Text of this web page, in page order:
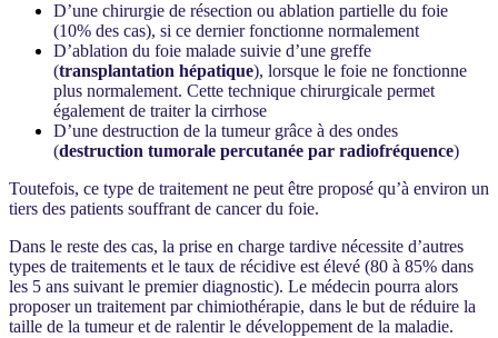
D’une chirurgie de résection ou ablation partielle du foie
(10% des cas), si ce dernier fonctionne normalement
D’ablation du foie malade suivie d’une greffe
(transplantation hépatique), lorsque le foie ne fonctionne
plus normalement. Cette technique chirurgicale permet
également de traiter la cirrhose
D’une destruction de la tumeur grâce à des ondes
(destruction tumorale percutanée par radiofréquence)
Toutefois, ce type de traitement ne peut être proposé qu’à environ un
tiers des patients souffrant de cancer du foie.
Dans le reste des cas, la prise en charge tardive nécessite d’autres
types de traitements et le taux de récidive est élevé (80 à 85% dans
les 5 ans suivant le premier diagnostic). Le médecin pourra alors
proposer un traitement par chimiothérapie, dans le but de réduire la
taille de la tumeur et de ralentir le développement de la maladie.